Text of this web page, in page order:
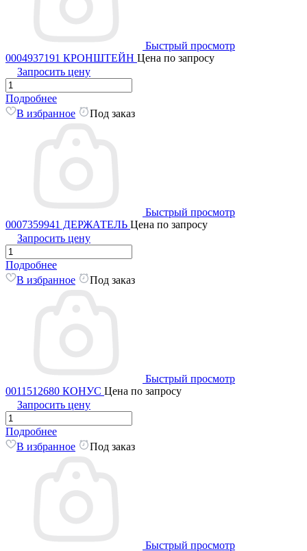
Быстрый просмотр
0004937191 КРОНШТЕЙН Цена по запросу
Запросить цену
Подробнее
В избранное
Под заказ
Быстрый просмотр
0007359941 ДЕРЖАТЕЛЬ Цена по запросу
Запросить цену
Подробнее
В избранное
Под заказ
Быстрый просмотр
0011512680 КОНУС Цена по запросу
Запросить цену
Подробнее
В избранное
Под заказ
Быстрый просмотр